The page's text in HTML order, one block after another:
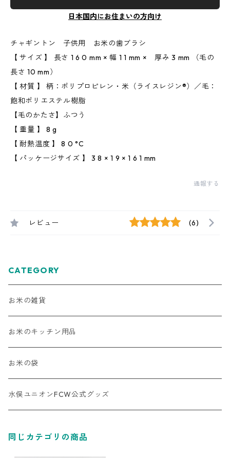
日本国内にお住まいの方向け
チャギントン 子供用 お米の歯ブラシ
【 サイズ 】 長さ 1 6 0 mm × 幅 1 1 mm × 厚み 3 mm （毛の
長さ 10 mm）
【 材質 】 柄：ポリプロピレン・米（ライスレジン®︎）／毛：
飽和ポリエステル樹脂
【毛のかたさ】ふつう
【 重量 】 8 g
【 耐熱温度 】 8 0 °C
【 パッケージサイズ 】 3 8 × 1 9 × 1 6 1 mm
通報する
レビュー (6)
CATEGORY
お米の雑貨
お米のキッチン用品
お米の袋
水俣ユニオンFCW公式グッズ
同じカテゴリの商品